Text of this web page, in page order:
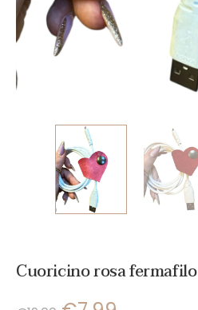
Cuoricino rosa fermafilo